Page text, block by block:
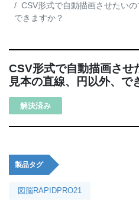
CSV形式で自動描画させたい
できますか？
CSV形式で自動描画させ
見本の直線、円以外、で
解決済み
製品タグ
図脳RAPIDPRO21